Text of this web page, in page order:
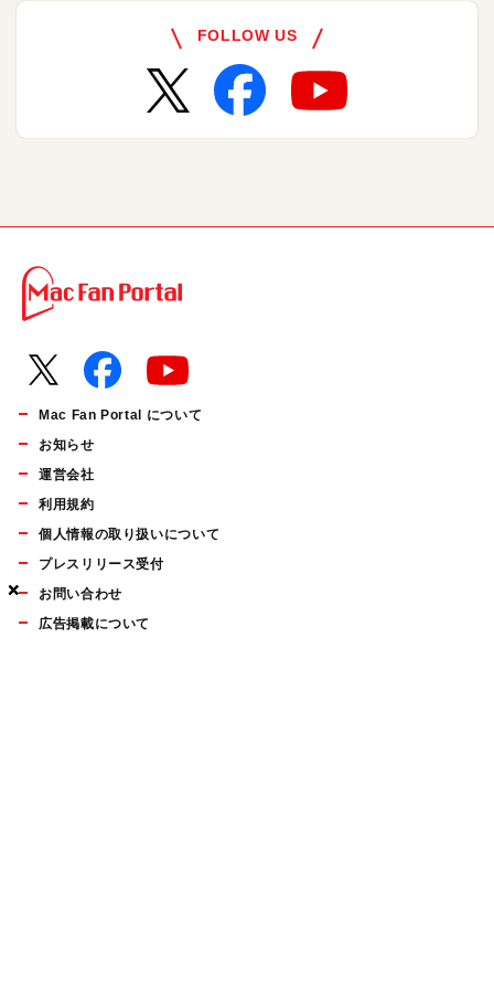
×
×
×
FOLLOW US
Mac Fan Portal について
お知らせ
運営会社
利用規約
個人情報の取り扱いについて
プレスリリース受付
お問い合わせ
広告掲載について